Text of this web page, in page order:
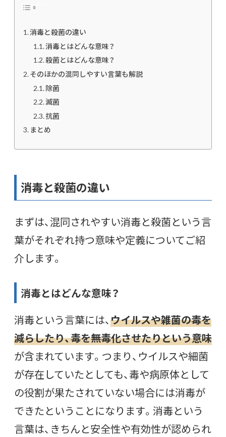
消毒と殺菌の違い
消毒とはどんな意味？
殺菌とはどんな意味？
そのほかの混同しやすい言葉も解説
除菌
滅菌
抗菌
まとめ
消毒と殺菌の違い
まずは、混同されやすい消毒と殺菌という言
葉がそれぞれ持つ意味や定義についてご紹
介します。
消毒とはどんな意味？
消毒という言葉には、ウイルスや雑菌の毒を
減らしたり、毒を無毒化させたりという意味
が含まれています。つまり、ウイルスや細菌
が存在していたとしても、毒や病原体として
の役割が果たされていない場合には消毒が
できたということになります。 消毒という
言葉は、きちんと安全性や有効性が認められ